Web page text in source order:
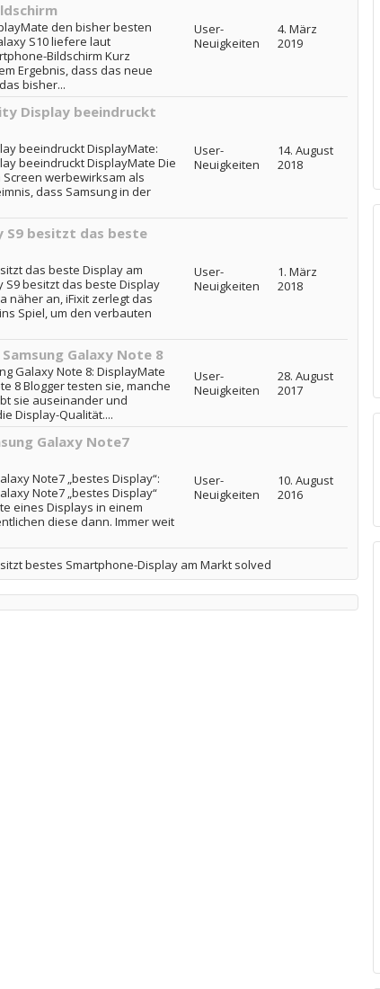
den bisher besten
S10 liefere laut
Bildschirm Kurz
Ergebnis, dass das neue
bisher...
User-
Neuigkeiten
4. März
2019
Display beeindruckt
beeindruckt DisplayMate:
beeindruckt DisplayMate Die
werbewirksam als
dass Samsung in der
User-
Neuigkeiten
14. August
2018
S9 besitzt das beste
das beste Display am
S9 besitzt das beste Display
näher an, iFixit zerlegt das
Spiel, um den verbauten
User-
Neuigkeiten
1. März
2018
Galaxy Note 8
Galaxy Note 8: DisplayMate
8 Blogger testen sie, manche
sie auseinander und
Display-Qualität....
User-
Neuigkeiten
28. August
2017
Galaxy Note7
Note7 „bestes Display“:
Note7 „bestes Display“
eines Displays in einem
diese dann. Immer weit
User-
Neuigkeiten
10. August
2016
bestes Smartphone-Display am Markt solved